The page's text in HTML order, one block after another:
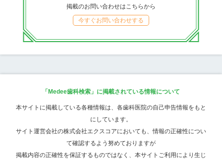
掲載のお問い合わせはこちらから
今すぐお問い合わせする
「Medee歯科検索」に掲載されている情報について
本サイトに掲載している各種情報は、各歯科医院の自己申告情報をもと
にしています。
サイト運営会社の株式会社エクスコアにおいても、情報の正確性につい
て確認するよう努めておりますが
掲載内容の正確性を保証するものではなく、本サイトご利用により生じ